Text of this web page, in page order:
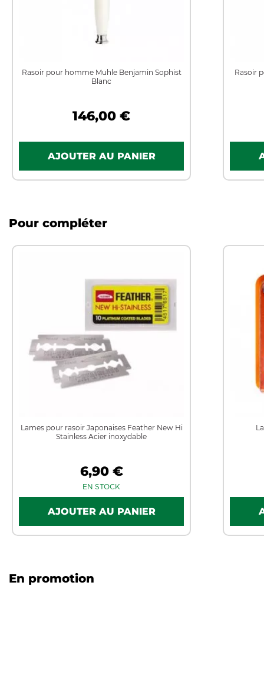
Rasoir pour homme Muhle Benjamin Sophist
Blanc
146,00 €
Rasoir
Pour compléter
Lames pour rasoir Japonaises Feather New Hi
Stainless Acier inoxydable
6,90 €
EN STOCK
En promotion